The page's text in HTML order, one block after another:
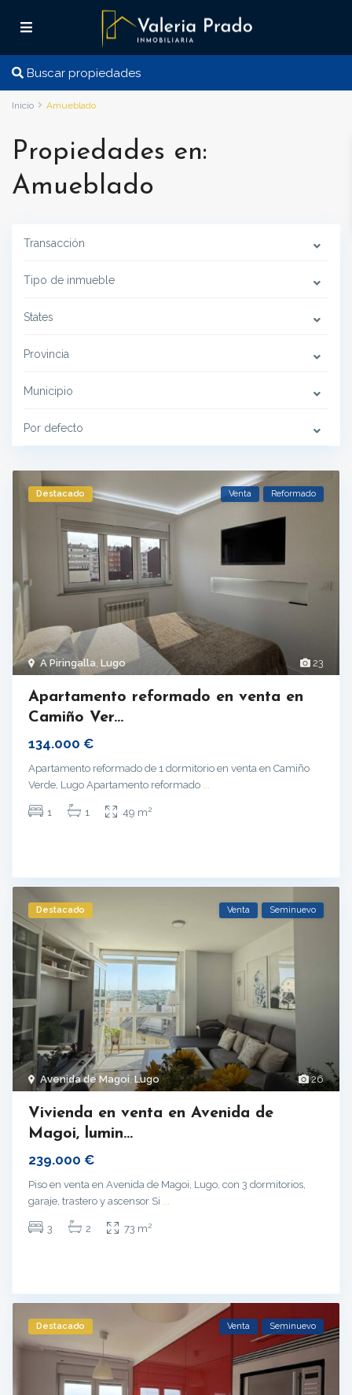
Buscar propiedades
Inicio Amueblado
Propiedades en:
Amueblado
Transacción
Tipo de inmueble
States
Provincia
Municipio
Por defecto
23
A Piringalla Lugo
Destacado Venta Reformado
Apartamento reformado en venta en
Camiño Ver...
134.000 €
Apartamento reformado de 1 dormitorio en venta en Camiño
Verde, Lugo Apartamento reformado
1 1 49 m2
26
Avenida de Magoi ,Lugo
Destacado Venta Seminuevo
Vivienda en venta en Avenida de
Magoi, lumin...
239.000 €
Piso en venta en Avenida de Magoi, Lugo, con 3 dormitorios,
garaje, trastero y ascensor Si
3 2 73 m2
Destacado Venta Seminuevo